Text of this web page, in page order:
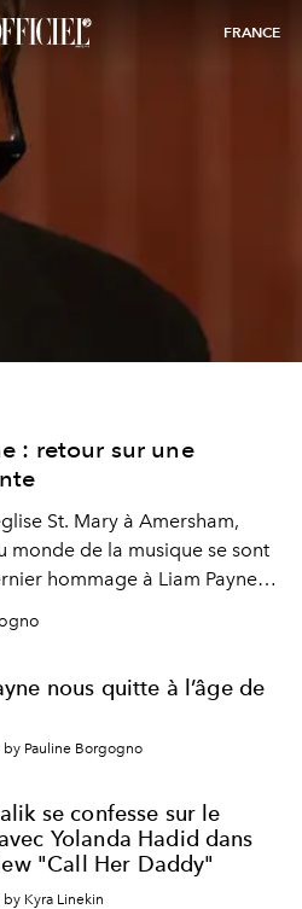
FRANCE
: retour sur une
St. Mary à Amersham,
monde de la musique se sont
hommage à Liam Payne,
Un moment de
la présence de ses proches,
de groupe, et de nombreux
ses fans à travers le monde.
nous quitte à l’âge de
by Pauline Borgogno
se confesse sur le
Yolanda Hadid dans
"Call Her Daddy"
Kyra Linekin